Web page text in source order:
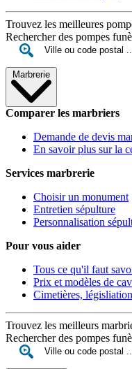
Trouvez les meilleures
Rechercher des pompes
Marbrerie
Comparer les marbriers
Demande de devis
En savoir plus sur la
Services marbrerie
Choisir un monument
Entretien sépulture
Personnalisation
Pour vous aider
Tous ce qu'il faut
Prix et modèles de
Cimetières,
Trouvez les meilleurs
Rechercher des pompes